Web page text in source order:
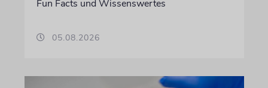
Fun Facts und Wissenswertes
05.08.2026